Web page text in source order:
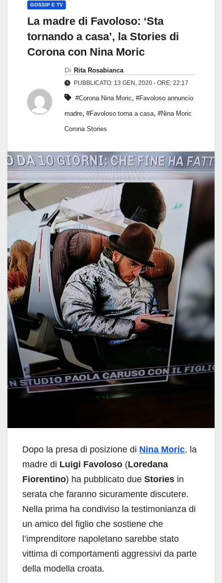
GOSSIP E TV
La madre di Favoloso: ‘Sta
tornando a casa’, la Stories di
Corona con Nina Moric
Di Rita Rosabianca
PUBBLICATO: 13 GEN, 2020 - ORE: 22:17
#Corona Nina Moric, #Favoloso annuncio
madre, #Favoloso torna a casa, #Nina Moric
Corona Stories
Dopo la presa di posizione di Nina Moric, la
madre di Luigi Favoloso (Loredana
Fiorentino) ha pubblicato due Stories in
serata che faranno sicuramente discutere.
Nella prima ha condiviso la testimonianza di
un amico del figlio che sostiene che
l’imprenditore napoletano sarebbe stato
vittima di comportamenti aggressivi da parte
della modella croata.